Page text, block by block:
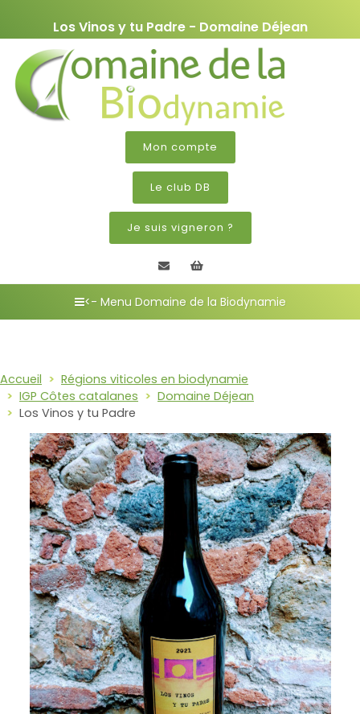
Los Vinos y tu Padre - Domaine Déjean
Mon compte
Le club DB
Je suis vigneron ?
Contactez nous
<- Menu Domaine de la Biodynamie
Accueil
Régions viticoles en biodynamie
IGP Côtes catalanes
Domaine Déjean
Los Vinos y tu Padre